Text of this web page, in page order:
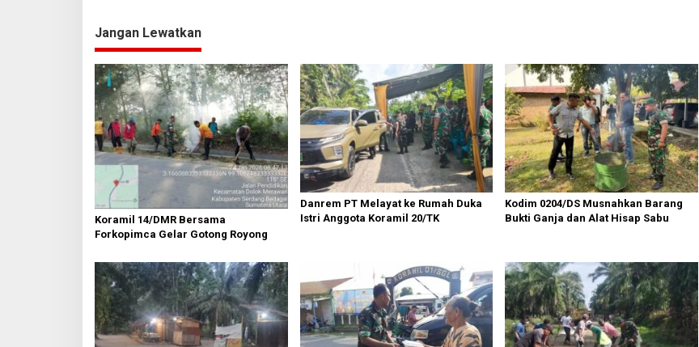
s
Jangan Lewatkan
Koramil 14/DMR Bersama
Forkopimca Gelar Gotong Royong
Danrem PT Melayat ke Rumah Duka
Istri Anggota Koramil 20/TK
Kodim 0204/DS Musnahkan Barang
Bukti Ganja dan Alat Hisap Sabu